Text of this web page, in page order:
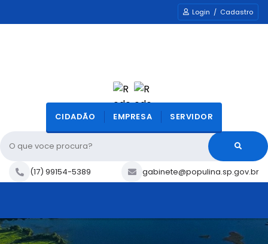
Login / Cadastro
O que voce procura?
CIDADÃO EMPRESA SERVIDOR
(17) 99154-5389 gabinete@populina.sp.gov.br